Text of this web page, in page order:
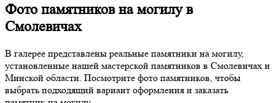
Фото памятников на могилу в
Смолевичах
В галерее представлены реальные памятники на могилу,
установленные нашей мастерской памятников в Смолевичах и
Минской области. Посмотрите фото памятников, чтобы
выбрать подходящий вариант оформления и заказать